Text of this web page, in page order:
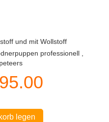
und mit Wollstoff
professionell ,
legen